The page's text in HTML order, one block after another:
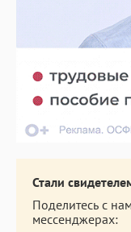
Стали
Поделитесь с
мессенджерах: